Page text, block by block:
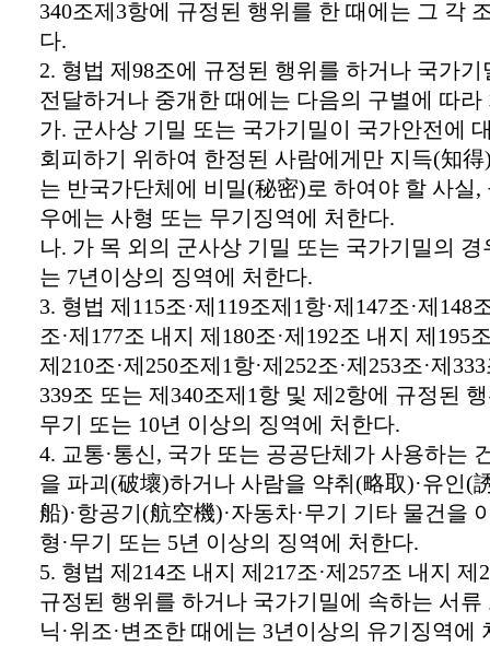
340조제3항에 규정된 행위를 한 때에는 그 각
다.
2. 형법 제98조에 규정된 행위를 하거나 국가기
전달하거나 중개한 때에는 다음의 구별에 따라
가. 군사상 기밀 또는 국가기밀이 국가안전에
회피하기 위하여 한정된 사람에게만 지득(知
는 반국가단체에 비밀(秘密)로 하여야 할 사실,
우에는 사형 또는 무기징역에 처한다.
나. 가 목 외의 군사상 기밀 또는 국가기밀의 경
는 7년이상의 징역에 처한다.
3. 형법 제115조·제119조제1항·제147조·제148
조·제177조 내지 제180조·제192조 내지 제195
제210조·제250조제1항·제252조·제253조·제
339조 또는 제340조제1항 및 제2항에 규정된
무기 또는 10년 이상의 징역에 처한다.
4. 교통·통신, 국가 또는 공공단체가 사용하는
을 파괴(破壞)하거나 사람을 약취(略取)·유인(
船)·항공기(航空機)·자동차·무기 기타 물건을
형·무기 또는 5년 이상의 징역에 처한다.
5. 형법 제214조 내지 제217조·제257조 내지 제
규정된 행위를 하거나 국가기밀에 속하는 서류
닉·위조·변조한 때에는 3년이상의 유기징역에